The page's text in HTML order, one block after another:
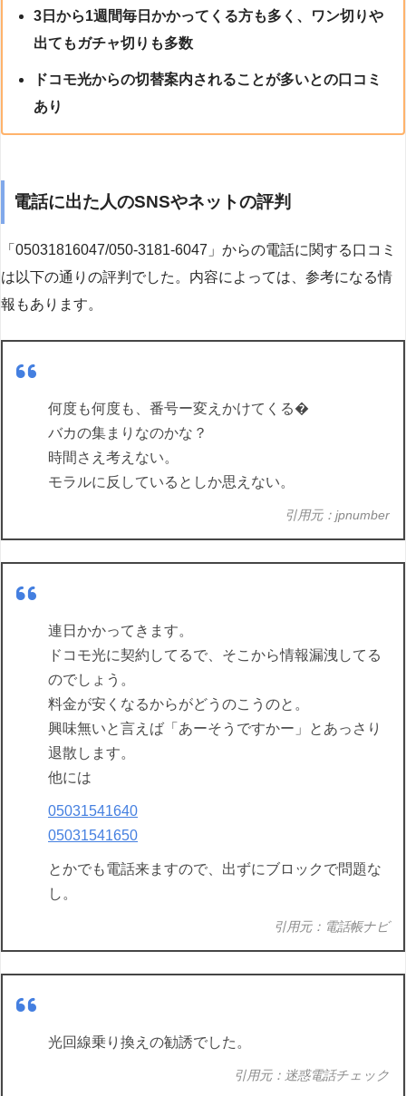
3日から1週間毎日かかってくる方も多く、ワン切りや
出てもガチャ切りも多数
ドコモ光からの切替案内されることが多いとの口コミ
あり
電話に出た人のSNSやネットの評判
「05031816047/050-3181-6047」からの電話に関する口コミ
は以下の通りの評判でした。内容によっては、参考になる情
報もあります。
何度も何度も、番号ー変えかけてくる�
バカの集まりなのかな？
時間さえ考えない。
モラルに反しているとしか思えない。
引用元：jpnumber
連日かかってきます。
ドコモ光に契約してるで、そこから情報漏洩してる
のでしょう。
料金が安くなるからがどうのこうのと。
興味無いと言えば「あーそうですかー」とあっさり
退散します。
他には
05031541640
05031541650
とかでも電話来ますので、出ずにブロックで問題な
し。
引用元：電話帳ナビ
光回線乗り換えの勧誘でした。
引用元：迷惑電話チェック